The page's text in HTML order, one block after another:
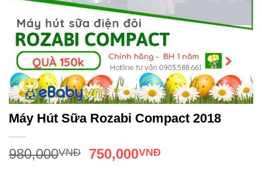
Máy Hút Sữa Rozabi Compact 2018
980,000VNĐ 750,000VNĐ